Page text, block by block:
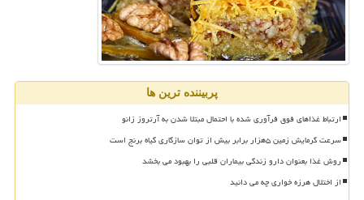
پربیننده ترین ها
ارتباط غذاهای فوق فرآوری شده با احتمال مبتلا شدن به آرتروز زانو
سرعت گرمایش زمین ۵هزار برابر بیش از توان سازگاری گیاه برنج است
روش غذا بعنوان دارو زندگی بیماران قلبی را بهبود می بخشد
از اختلال هرزه خواری چه می دانید